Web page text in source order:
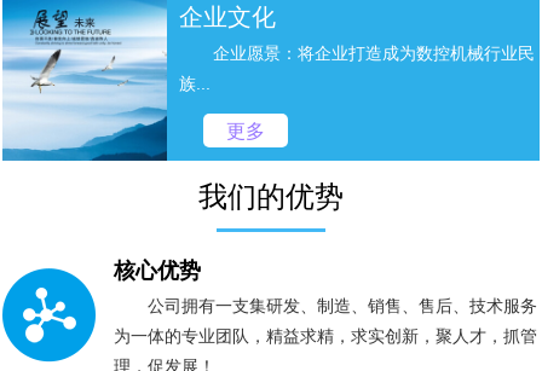
企业文化
企业愿景：将企业打造成为数控机械行业民
族...
更多
我们的优势
核心优势
公司拥有一支集研发、制造、销售、售后、技术服务
为一体的专业团队，精益求精，求实创新，聚人才，抓管
理，促发展！